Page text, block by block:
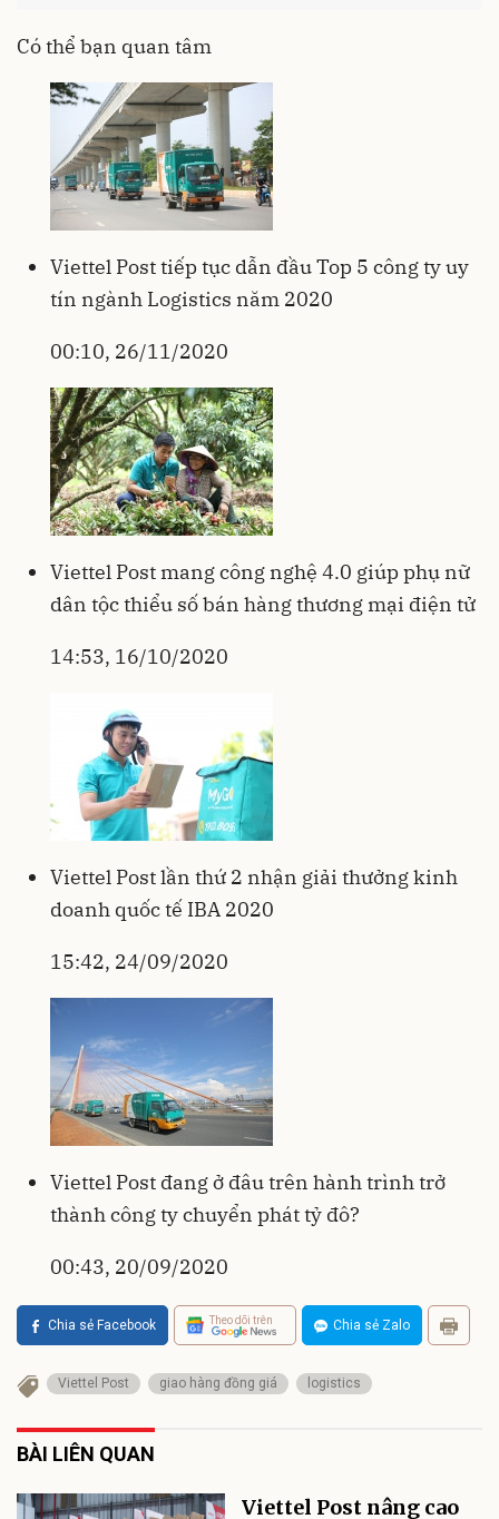
Có thể bạn quan tâm
Viettel Post tiếp tục dẫn đầu Top 5 công ty uy
tín ngành Logistics năm 2020
00:10, 26/11/2020
Viettel Post mang công nghệ 4.0 giúp phụ nữ
dân tộc thiểu số bán hàng thương mại điện tử
14:53, 16/10/2020
Viettel Post lần thứ 2 nhận giải thưởng kinh
doanh quốc tế IBA 2020
15:42, 24/09/2020
Viettel Post đang ở đâu trên hành trình trở
thành công ty chuyển phát tỷ đô?
00:43, 20/09/2020
Chia sẻ Facebook Theo dõi trên Chia sẻ Zalo
Viettel Post giao hàng đồng giá logistics
BÀI LIÊN QUAN
Viettel Post nâng cao